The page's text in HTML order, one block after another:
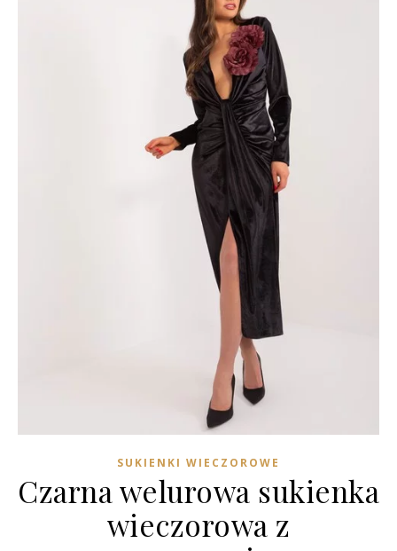
SUKIENKI WIECZOROWE
Czarna welurowa sukienka
wieczorowa z